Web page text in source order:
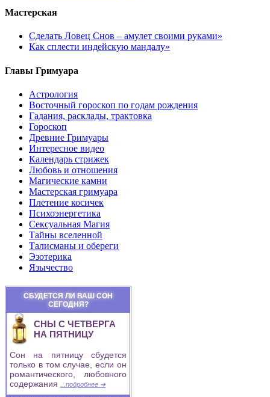
Мастерская
Сделать Ловец Снов – амулет своими руками»
Как сплести индейскую мандалу»
Главы Гримуара
Астрология
Восточный гороскоп по годам рождения
Гадания, расклады, трактовка
Гороскоп
Древние Гримуары
Интересное видео
Календарь стрижек
Любовь и отношения
Магические камни
Мастерская гримуара
Плетение косичек
Психоэнергетика
Сексуальная Магия
Тайны вселенной
Талисманы и обереги
Эзотерика
Язычество
СБУДЕТСЯ ЛИ ВАШ СОН
СЕГОДНЯ?
СНЫ С ЧЕТВЕРГА
НА ПЯТНИЦУ
Сон на пятницу сбудется
только в том случае, если он
романтического, любовного
содержания
...подробнее ➜